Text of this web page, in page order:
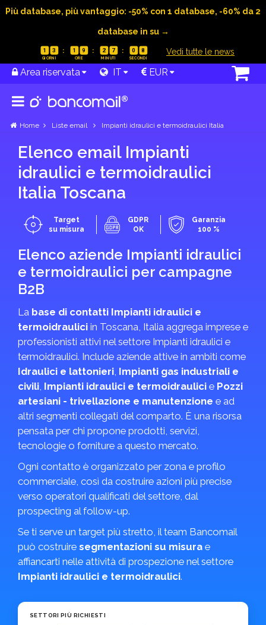
Più database, più vantaggio: -50% con 1 database, -60% da 2
database in su →
1 3 1 9 2 7 0 7 Vedi tutte le news
Area riservata IT EUR
Home Liste email Impianti idraulici e termoidraulici Italia
Elenco email Impianti
idraulici e termoidraulici
Italia Toscana
Target
su misura
GDPR
OK
Garanzia
100 %
Elenco aziende Impianti idraulici
e termoidraulici per campagne
B2B
La base di contatti Impianti idraulici e
termoidraulici in Toscana, Italia aggrega imprese e
professionisti attivi nel settore Impianti idraulici e
termoidraulici. Include aziende attive in ambiti come
Idraulici e lattonieri, Impianti gas industriali e
civili, Impianti idraulici e termoidraulici e Pozzi
artesiani - trivellazione e manutenzione e ad
altri segmenti collegati del comparto. È una risorsa
pensata per chi propone prodotti, servizi,
tecnologie o forniture a questo mercato.
Ogni contatto è organizzato per zona e profilo
commerciale, così da costruire azioni più precise
verso operatori qualificati del settore, dal
prospecting al follow-up.
Se ti serve un target più stretto, il team Bancomail
può costruire segmentazioni su misura e
affiancarti nelle attività di prospezione nel settore
Impianti idraulici e termoidraulici.
SETTORI PIÙ RICHIESTI